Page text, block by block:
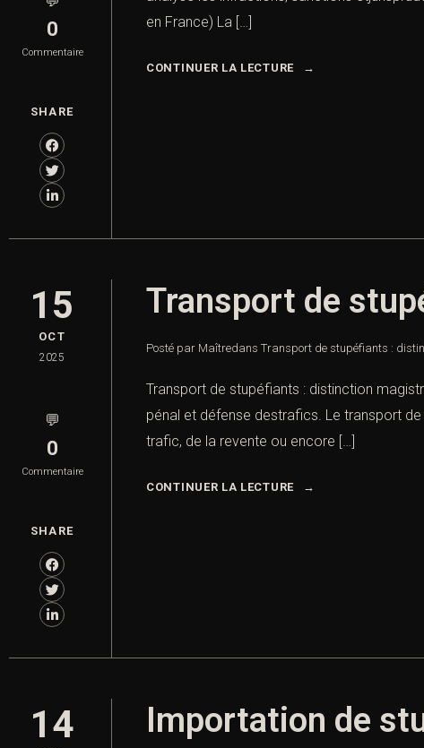
0
Commentaire
SHARE
en France) La […]
CONTINUER LA LECTURE
15
OCT
2025
💬
0
Commentaire
SHARE
Transport de
Posté par Maîtredans Transport de stupéfiants :
Transport de stupéfiants : distinction
pénal et défense destrafics. Le transport
trafic, de la revente ou encore […]
CONTINUER LA LECTURE
14 Importation de